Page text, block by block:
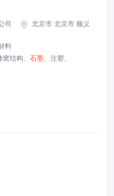
司
北京市 北京市 顺义
料
窝结构、 石墨、 注塑、